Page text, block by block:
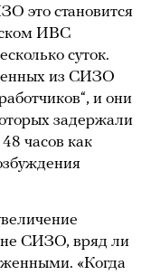
это становится
ИВС
суток.
из СИЗО
и они
задержали
часов как
СИЗО, вряд ли
«Когда